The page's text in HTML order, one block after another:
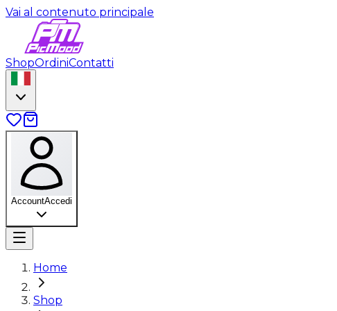
Vai al contenuto principale
ShopOrdiniContatti
AccountAccedi
Home
Shop